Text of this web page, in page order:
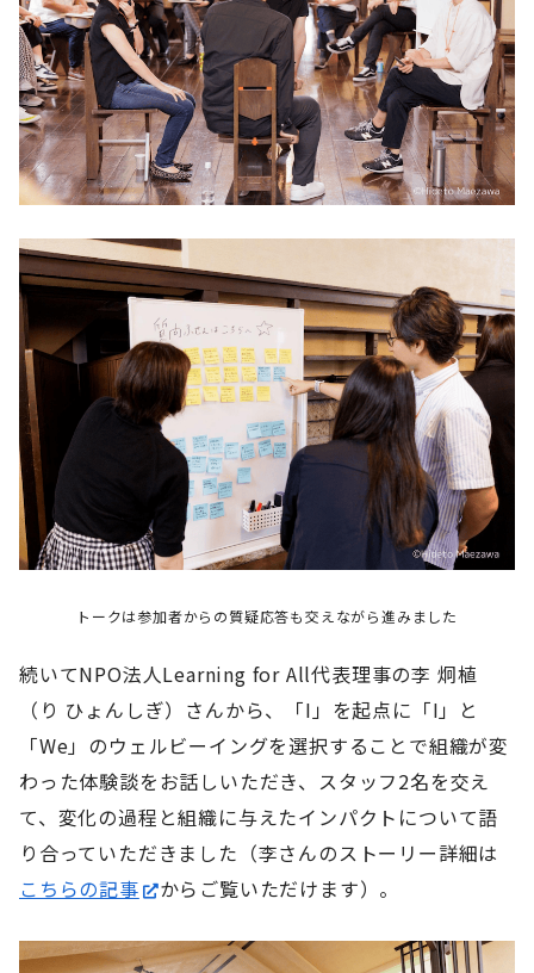
トークは参加者からの質疑応答も交えながら進みました
続いてNPO法人Learning for All代表理事の李 炯植
（り ひょんしぎ）さんから、「I」を起点に「I」と
「We」のウェルビーイングを選択することで組織が変
わった体験談をお話しいただき、スタッフ2名を交え
て、変化の過程と組織に与えたインパクトについて語
り合っていただきました（李さんのストーリー詳細は
こちらの記事
からご覧いただけます）。